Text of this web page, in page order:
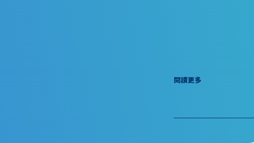
閱讀更多